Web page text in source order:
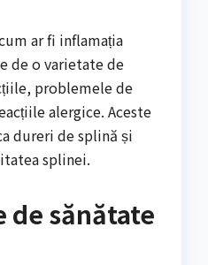
ar fi inflamația
de o varietate de
problemele de
alergice. Aceste
dureri de splină și
splinei.
de sănătate